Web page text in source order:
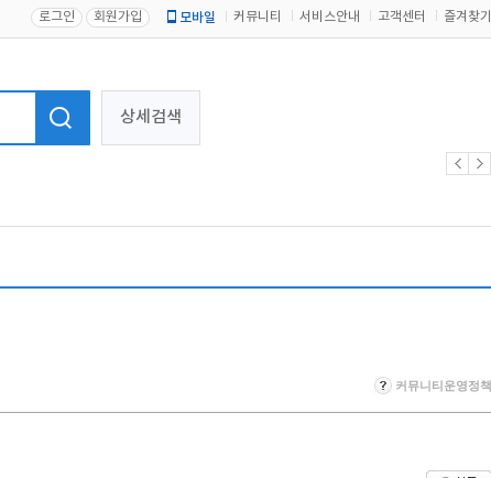
로그인 회원가입 모바일 커뮤니티 서비스안내 고객센터 즐겨찾기
상세검색
커뮤니티운영정책